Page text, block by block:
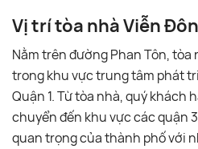
Vị trí tòa nhà Viễn
Nằm trên đường Phan Tôn, tòa
trong khu vực trung tâm phát
Quận 1. Từ tòa nhà, quý khách
chuyển đến khu vực các quận
quan trọng của thành phố với